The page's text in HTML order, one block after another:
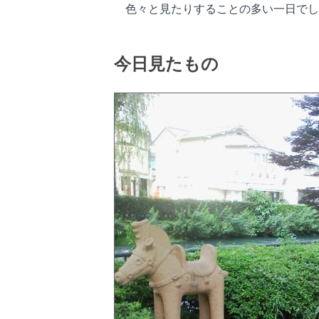
色々と見たりすることの多い一日で
今日見たもの